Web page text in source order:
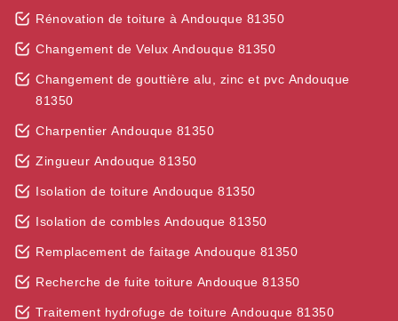
Rénovation de toiture à Andouque 81350
Changement de Velux Andouque 81350
Changement de gouttière alu, zinc et pvc Andouque
81350
Charpentier Andouque 81350
Zingueur Andouque 81350
Isolation de toiture Andouque 81350
Isolation de combles Andouque 81350
Remplacement de faitage Andouque 81350
Recherche de fuite toiture Andouque 81350
Traitement hydrofuge de toiture Andouque 81350